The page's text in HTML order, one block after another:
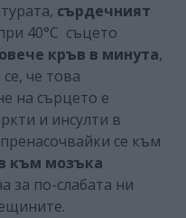
сърдечният
40°C съцето
кръв в минута,
че това
на сърцето е
и инсулти в
се към
към мозъка
за по-слабата ни